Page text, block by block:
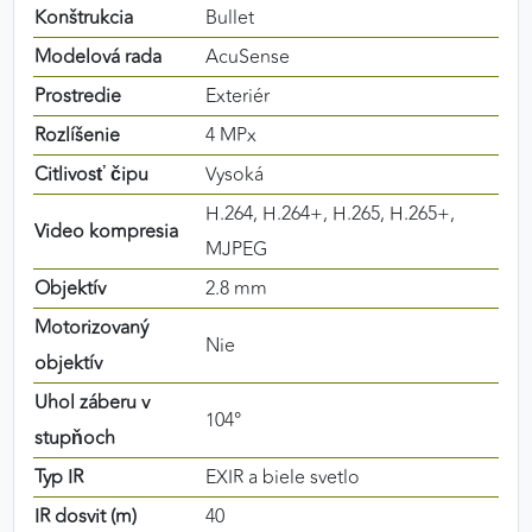
Konštrukcia
Bullet
Modelová rada
AcuSense
Prostredie
Exteriér
Rozlíšenie
4 MPx
Citlivosť čipu
Vysoká
Video kompresia
H.264, H.264+, H.265, H.265+,
MJPEG
Objektív
2.8 mm
Motorizovaný
objektív
Nie
Uhol záberu v
stupňoch
104°
Typ IR
EXIR a biele svetlo
IR dosvit (m)
40
výkon a funkčnosť našich stránok.
Google Analytics
Poskytovateľ:
MARKETINGOVÉ COOKIES
Marketingové cookies sa používajú na sledovanie
správania používateľov naprieč webovými
stránkami. Umožňujú nám a našim partnerom
zobrazovať cielenú a relevantnú reklamu, a to na
našom webe aj v reklamných sieťach tretích strán.
Google Ads
Google